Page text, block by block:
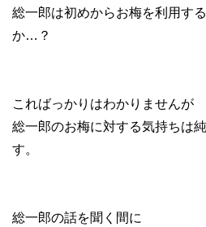
総一郎は初めからお梅を利用す
か…？
こればっかりはわかりませんが
総一郎のお梅に対する気持ちは
す。
総一郎の話を聞く間に